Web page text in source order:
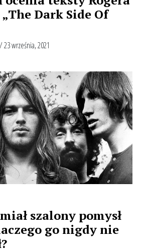
Dark Side Of
/ 23 września, 2021
szalony pomysł
go nigdy nie